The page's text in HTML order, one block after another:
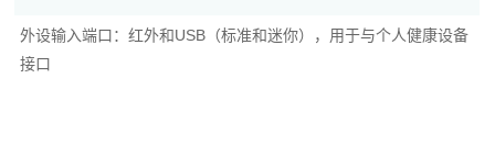
外设输入端口：红外和USB（标准和迷你），用于与个人健康设备
接口